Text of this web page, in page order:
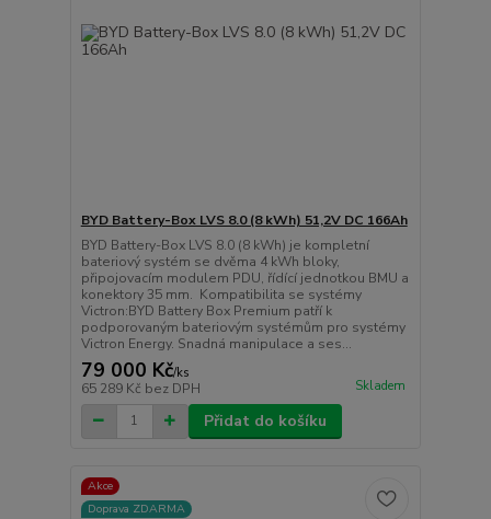
BYD Battery-Box LVS 8.0 (8 kWh) 51,2V DC 166Ah
BYD Battery-Box LVS 8.0 (8 kWh) je kompletní
bateriový systém se dvěma 4 kWh bloky,
připojovacím modulem PDU, řídící jednotkou BMU a
konektory 35 mm. Kompatibilita se systémy
Victron:BYD Battery Box Premium patří k
podporovaným bateriovým systémům pro systémy
Victron Energy. Snadná manipulace a ses...
79 000 Kč/ks
65 289 Kč bez DPH Skladem
Přidat do košíku
Akce
Doprava ZDARMA